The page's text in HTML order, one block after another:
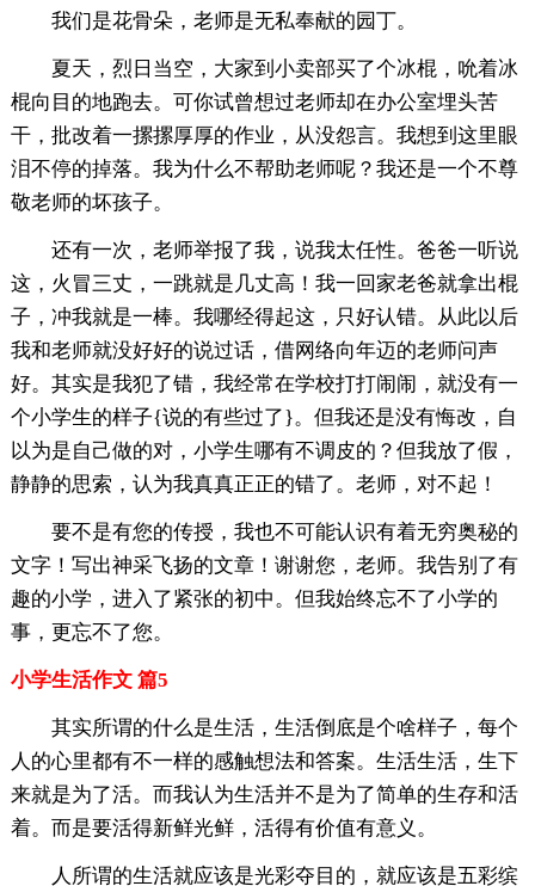
我们是花骨朵，老师是无私奉献的园丁。
夏天，烈日当空，大家到小卖部买了个冰棍，吮着冰
棍向目的地跑去。可你试曾想过老师却在办公室埋头苦
干，批改着一摞摞厚厚的作业，从没怨言。我想到这里眼
泪不停的掉落。我为什么不帮助老师呢？我还是一个不尊
敬老师的坏孩子。
还有一次，老师举报了我，说我太任性。爸爸一听说
这，火冒三丈，一跳就是几丈高！我一回家老爸就拿出棍
子，冲我就是一棒。我哪经得起这，只好认错。从此以后
我和老师就没好好的说过话，借网络向年迈的老师问声
好。其实是我犯了错，我经常在学校打打闹闹，就没有一
个小学生的样子{说的有些过了}。但我还是没有悔改，自
以为是自己做的对，小学生哪有不调皮的？但我放了假，
静静的思索，认为我真真正正的错了。老师，对不起！
要不是有您的传授，我也不可能认识有着无穷奥秘的
文字！写出神采飞扬的文章！谢谢您，老师。我告别了有
趣的小学，进入了紧张的初中。但我始终忘不了小学的
事，更忘不了您。
小学生活作文 篇5
其实所谓的什么是生活，生活倒底是个啥样子，每个
人的心里都有不一样的感触想法和答案。生活生活，生下
来就是为了活。而我认为生活并不是为了简单的生存和活
着。而是要活得新鲜光鲜，活得有价值有意义。
人所谓的生活就应该是光彩夺目的，就应该是五彩缤